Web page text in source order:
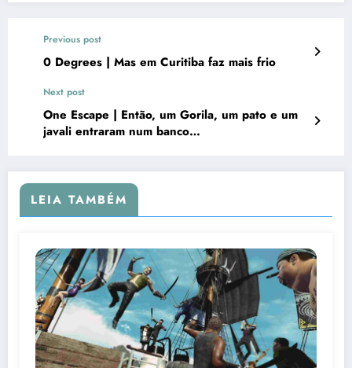
Previous post
0 Degrees | Mas em Curitiba faz mais frio
Next post
One Escape | Então, um Gorila, um pato e um
javali entraram num banco…
LEIA TAMBÉM